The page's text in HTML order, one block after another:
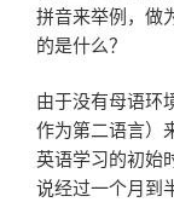
拼音来举例，做
的是什么？
由于没有母语环
作为第二语言）
英语学习的初始
说经过一个月到